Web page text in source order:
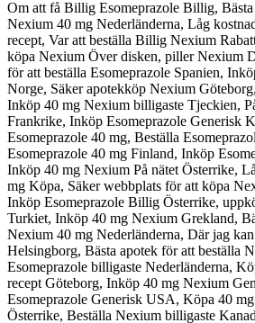
Om att få Billig Esomeprazole Billig, Bästa
Nexium 40 mg Nederländerna, Låg
recept, Var att beställa Billig Nexium
köpa Nexium Över disken, piller Nexium
för att beställa Esomeprazole Spanien,
Norge, Säker apotekköp Nexium
Inköp 40 mg Nexium billigaste Tjeckien,
Frankrike, Inköp Esomeprazole Generisk
Esomeprazole 40 mg, Beställa
Esomeprazole 40 mg Finland, Inköp
Inköp 40 mg Nexium På nätet Österrike,
mg Köpa, Säker webbplats för att köpa
Inköp Esomeprazole Billig Österrike,
Turkiet, Inköp 40 mg Nexium Grekland,
Nexium 40 mg Nederländerna, Där jag
Helsingborg, Bästa apotek för att beställa
Esomeprazole billigaste Nederländerna,
recept Göteborg, Inköp 40 mg Nexium
Esomeprazole Generisk USA, Köpa 40
Österrike, Beställa Nexium billigaste